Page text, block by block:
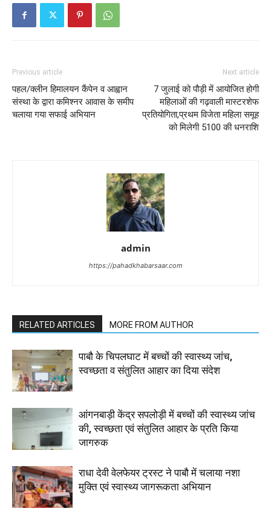
Previous article
पहल/क्लीन हिमालयन कैंपेन व आह्वान
संस्था के द्वारा कमिश्नर आवास के समीप
चलाया गया सफाई अभियान
Next article
7 जुलाई को पौड़ी में आयोजित होगी
महिलाओं की गढ़वाली मास्टरशेफ
प्रतियोगिता,प्रथम विजेता महिला समूह
को मिलेगी 5100 की धनराशि
admin
https://pahadkhabarsaar.com
RELATED ARTICLES MORE FROM AUTHOR
पाबौ के चिपलघाट में बच्चों की स्वास्थ्य जांच,
स्वच्छता व संतुलित आहार का दिया संदेश
आंगनबाड़ी केंद्र सपलोड़ी में बच्चों की स्वास्थ्य जांच
की, स्वच्छता एवं संतुलित आहार के प्रति किया
जागरुक
राधा देवी वेलफेयर ट्रस्ट ने पाबौ में चलाया नशा
मुक्ति एवं स्वास्थ्य जागरूकता अभियान